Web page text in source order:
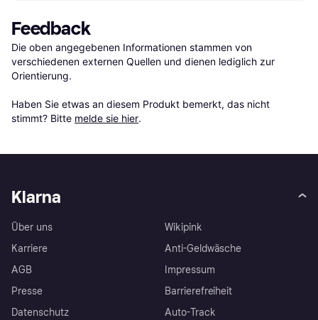
Feedback
Die oben angegebenen Informationen stammen von
verschiedenen externen Quellen und dienen lediglich zur
Orientierung.
Haben Sie etwas an diesem Produkt bemerkt, das nicht
stimmt? Bitte melde sie hier.
Klarna
Über uns
Karriere
AGB
Presse
Datenschutz
Wikipink
Anti-Geldwäsche
Impressum
Barrierefreiheit
Auto-Track